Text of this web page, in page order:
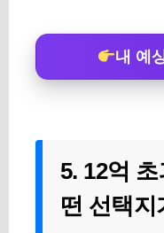
내 예
5. 12억
떤 선택